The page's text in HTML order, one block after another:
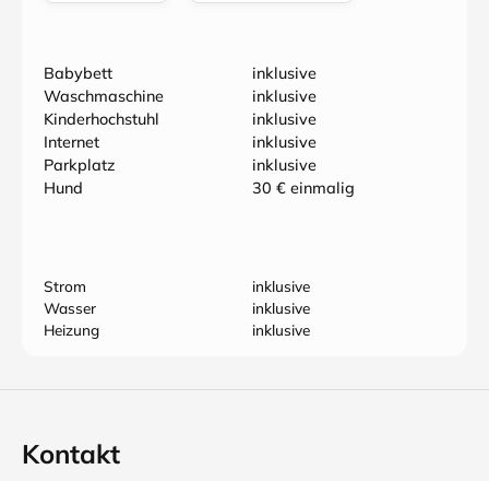
Babybett
inklusive
Waschmaschine
inklusive
Kinderhochstuhl
inklusive
Internet
inklusive
Parkplatz
inklusive
Hund
30 € einmalig
Strom
inklusive
Wasser
inklusive
Heizung
inklusive
Kontakt